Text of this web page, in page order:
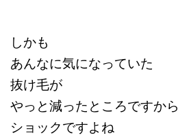
しかも
あんなに気になっていた
抜け毛が
やっと減ったところですから
ショックですよね